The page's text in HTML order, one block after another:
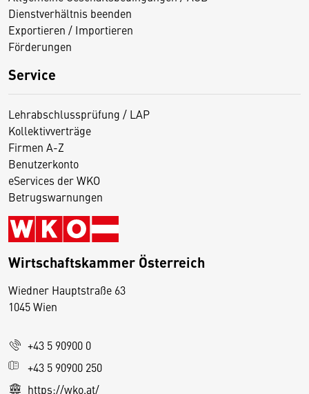
Dienstverhältnis beenden
Exportieren / Importieren
Förderungen
Service
Lehrabschlussprüfung / LAP
Kollektivverträge
Firmen A-Z
Benutzerkonto
eServices der WKO
Betrugswarnungen
Wirtschaftskammer Österreich
Wiedner Hauptstraße 63
1045 Wien
+43 5 90900 0
+43 5 90900 250
https://wko.at/
D
s
e
S